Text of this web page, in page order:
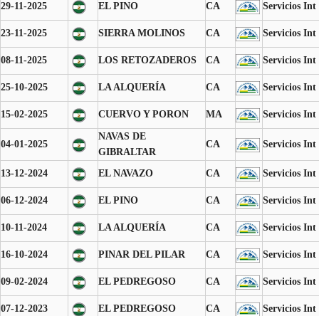
29-11-2025 EL PINO CA Servicios Int
23-11-2025 SIERRA MOLINOS CA Servicios Int
08-11-2025 LOS RETOZADEROS CA Servicios Int
25-10-2025 LA ALQUERÍA CA Servicios Int
15-02-2025 CUERVO Y PORON MA Servicios Int
04-01-2025
NAVAS DE
GIBRALTAR
CA Servicios Int
13-12-2024 EL NAVAZO CA Servicios Int
06-12-2024 EL PINO CA Servicios Int
10-11-2024 LA ALQUERÍA CA Servicios Int
16-10-2024 PINAR DEL PILAR CA Servicios Int
09-02-2024 EL PEDREGOSO CA Servicios Int
07-12-2023 EL PEDREGOSO CA Servicios Int